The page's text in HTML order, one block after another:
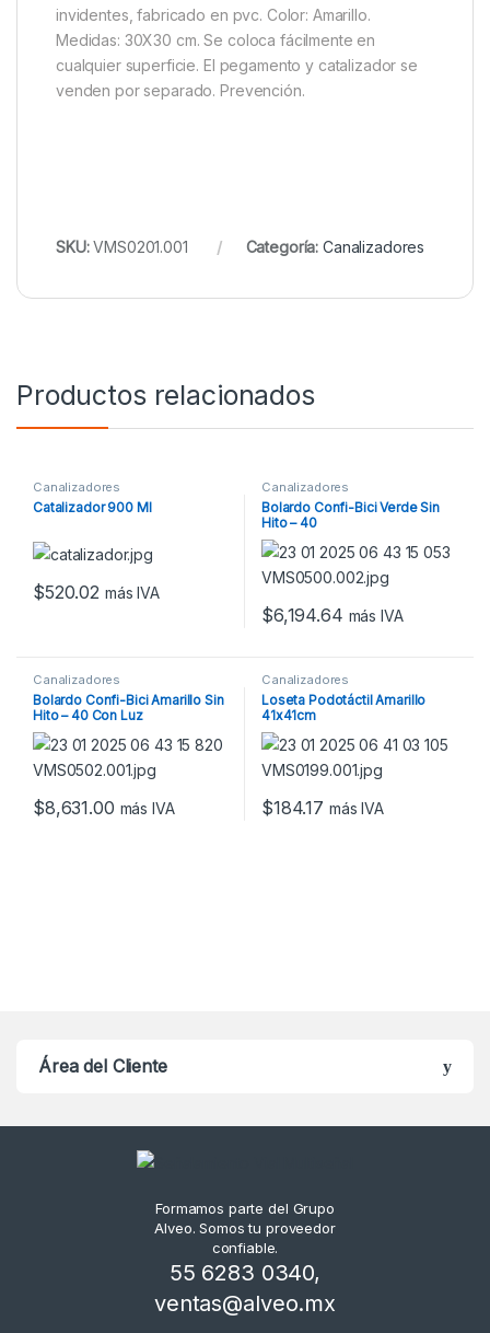
invidentes, fabricado en pvc. Color: Amarillo.
Medidas: 30X30 cm. Se coloca fácilmente en
cualquier superficie. El pegamento y catalizador se
venden por separado. Prevención.
SKU:VMS0201.001 Categoría: Canalizadores
Productos relacionados
Canalizadores
Catalizador 900 Ml
$520.02 más IVA
Canalizadores
Bolardo Confi-Bici Verde Sin
Hito – 40
$6,194.64 más IVA
Canalizadores
Bolardo Confi-Bici Amarillo Sin
Hito – 40 Con Luz
$8,631.00 más IVA
Canalizadores
Loseta Podotáctil Amarillo
41x41cm
$184.17 más IVA
Área del Cliente
Formamos parte del Grupo
Alveo. Somos tu proveedor
confiable.
55 6283 0340,
ventas@alveo.mx